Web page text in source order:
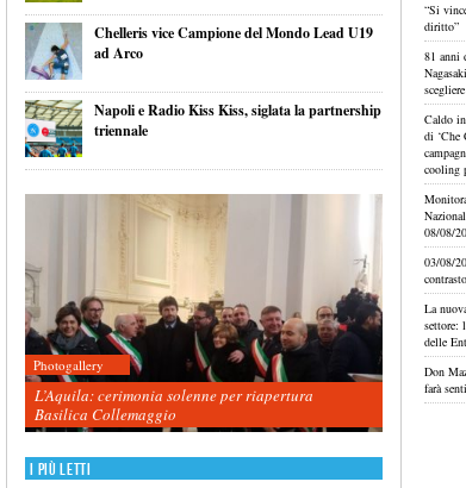
Chelleris vice Campione del Mondo Lead U19
ad Arco
Napoli e Radio Kiss Kiss, siglata la partnership
triennale
Photogallery
L’Aquila: cerimonia solenne per riapertura
Basilica Collemaggio
I più letti
“Si
diritto”
81 anni
Caldo
di ‘Che
cooling
08/08/
03/08/
La
settore:
delle
Don
farà